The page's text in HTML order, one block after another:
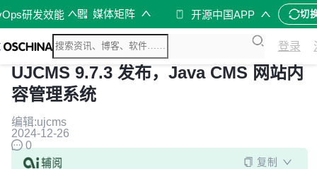
研发效能 媒体矩阵 开源中国APP 切
登录
UJCMS 9.7.3 发布，Java CMS 网站内
容管理系统
编辑:ujcms
2024-12-26
0
复制